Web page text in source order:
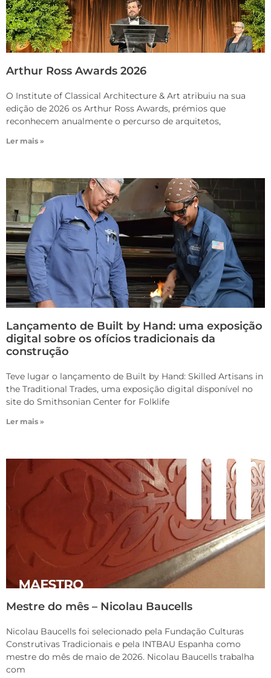
Arthur Ross Awards 2026
O Institute of Classical Architecture & Art atribuiu na sua
edição de 2026 os Arthur Ross Awards, prémios que
reconhecem anualmente o percurso de arquitetos,
Ler mais »
Lançamento de Built by Hand: uma exposição
digital sobre os ofícios tradicionais da
construção
Teve lugar o lançamento de Built by Hand: Skilled Artisans in
the Traditional Trades, uma exposição digital disponível no
site do Smithsonian Center for Folklife
Ler mais »
Mestre do mês – Nicolau Baucells
Nicolau Baucells foi selecionado pela Fundação Culturas
Construtivas Tradicionais e pela INTBAU Espanha como
mestre do mês de maio de 2026. Nicolau Baucells trabalha
com